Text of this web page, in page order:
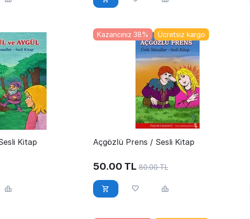
Kitap
Ücretsiz kargo
Kazancınız 38%
Açgözlü Prens / Sesli Kitap
50.00 TL 80.00 TL